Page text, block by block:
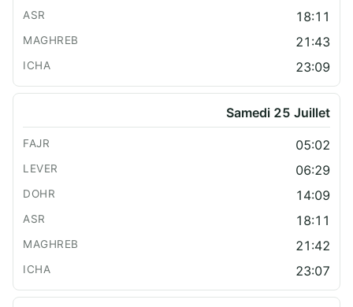
18:11
21:43
23:09
Samedi 25 Juillet
05:02
06:29
14:09
18:11
21:42
23:07